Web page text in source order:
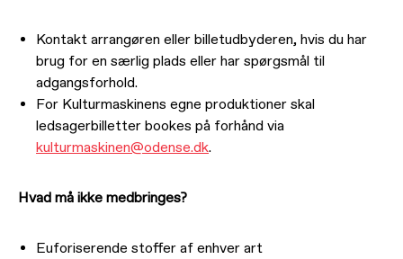
Kontakt arrangøren eller billetudbyderen, hvis du har
brug for en særlig plads eller har spørgsmål til
adgangsforhold.
For Kulturmaskinens egne produktioner skal
ledsagerbilletter bookes på forhånd via
kulturmaskinen@odense.dk.
Hvad må ikke medbringes?
Euforiserende stoffer af enhver art